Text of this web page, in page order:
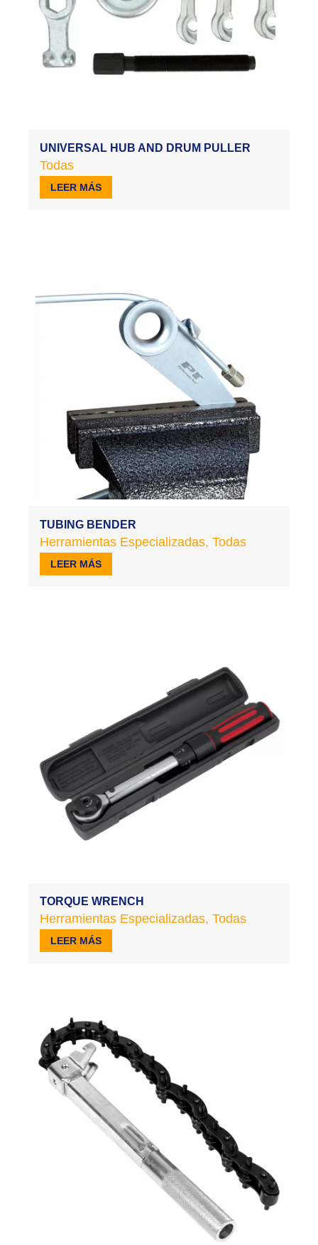
UNIVERSAL HUB AND DRUM PULLER
Todas
LEER MÁS
TUBING BENDER
Herramientas Especializadas, Todas
LEER MÁS
TORQUE WRENCH
Herramientas Especializadas, Todas
LEER MÁS